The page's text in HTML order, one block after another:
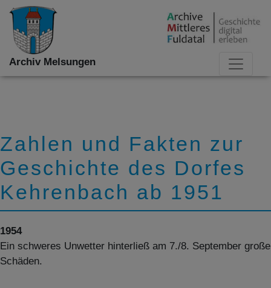
Archiv Melsungen
Zahlen und Fakten zur
Geschichte des Dorfes
Kehrenbach ab 1951
1954
Ein schweres Unwetter hinterließ am 7./8. September große
Schäden.